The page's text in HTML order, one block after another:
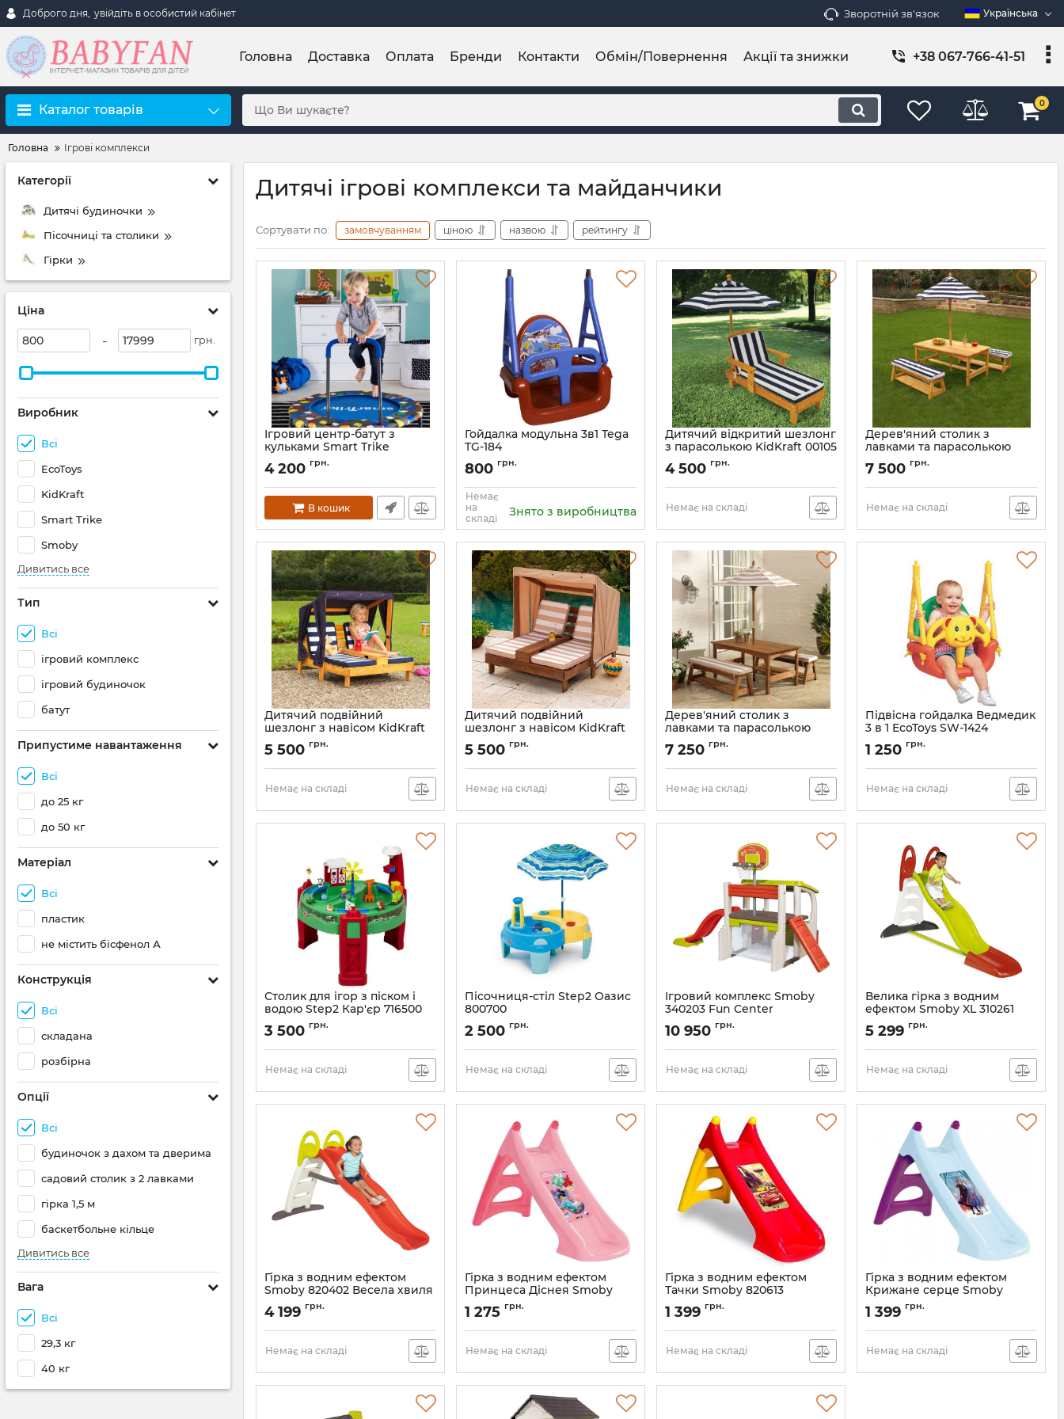
Доброго дня, увійдіть в особистий кабінет Зворотній зв'язок Українська
Головна Доставка Оплата Бренди Контакти Обмін/Повернення Акції та знижки +38 067-766-41-51
Каталог товарів 0
Головна Ігрові комплекси
Категорії
Дитячі будиночки
Пісочниці та столики
Гірки
Ціна
- грн.
Виробник
Всі
EcoToys
KidKraft
Smart Trike
Smoby
Дивитись все
Тип
Всі
ігровий комплекс
ігровий будиночок
батут
Припустиме навантаження
Всі
до 25 кг
до 50 кг
Матеріал
Всі
пластик
не містить бісфенол А
Конструкція
Всі
складана
розбірна
Опції
Всі
будиночок з дахом та дверима
садовий столик з 2 лавками
гірка 1,5 м
баскетбольне кільце
Дивитись все
Вага
Всі
29,3 кг
40 кг
Дитячі ігрові комплекси та майданчики
Сортувати по: замовчуванням ціною назвою рейтингу
Ігровий центр-батут з
кульками Smart Trike
Trampoline 3 в 1
Артикул:
4 200 грн.
В кошик
Гойдалка модульна 3в1 Tega
TG-184
Артикул:622775
800 грн.
Немає
на
складі
Знято з виробництва
Дитячий відкритий шезлонг
з парасолькою KidKraft 00105
4 500 грн.
Немає на складі
Дерев'яний столик з
лавками та парасолькою
Kidkraft 00106
7 500 грн.
Немає на складі
Дитячий подвійний
шезлонг з навісом KidKraft
00524 Honey & Navy
5 500 грн.
Немає на складі
Дитячий подвійний
шезлонг з навісом KidKraft
5 500 грн.
Немає на складі
Дерев'яний столик з
лавками та парасолькою
Kidkraft 00500
7 250 грн.
Немає на складі
Підвісна гойдалка Ведмедик
3 в 1 EcoToys SW-1424
1 250 грн.
Немає на складі
Столик для ігор з піском і
водою Step2 Кар'єр 716500
Артикул: 716500
3 500 грн.
Немає на складі
Пісочниця-стіл Step2 Оазис
800700
Артикул: 800700
2 500 грн.
Немає на складі
Ігровий комплекс Smoby
340203 Fun Center
10 950 грн.
Немає на складі
Велика гірка з водним
ефектом Smoby XL 310261
5 299 грн.
Немає на складі
Гірка з водним ефектом
Smoby 820402 Весела хвиля
4 199 грн.
Немає на складі
Гірка з водним ефектом
Принцеса Діснея Smoby
1 275 грн.
Немає на складі
Гірка з водним ефектом
Тачки Smoby 820613
1 399 грн.
Немає на складі
Гірка з водним ефектом
Крижане серце Smoby
1 399 грн.
Немає на складі